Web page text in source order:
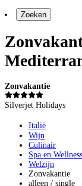
Zoeken
Zonvakantie
Silverjet Holidays
Italië
Wijn
Culinair
Spa en Wellness
Welzijn
Zonvakantie
alleen / single